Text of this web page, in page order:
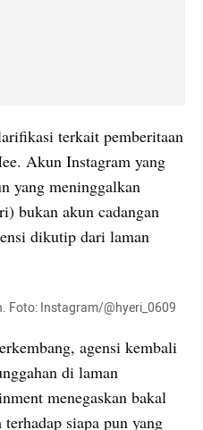
terkait pemberitaan
Akun Instagram yang
yang meninggalkan
bukan akun cadangan
Foto: Instagram/@hyeri_0609
agensi kembali
di laman
menegaskan bakal
siapa pun yang